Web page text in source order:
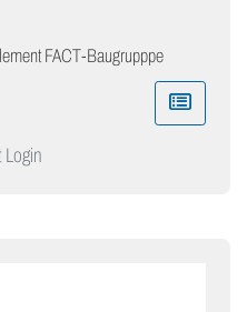
FACT-Baugrupppe
Login